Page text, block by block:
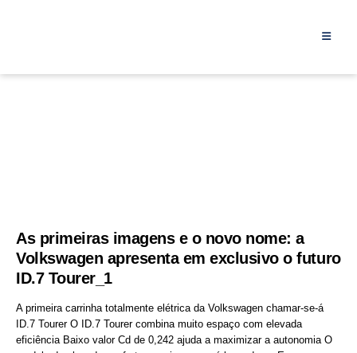
As primeiras imagens e o novo nome: a
Volkswagen apresenta em exclusivo o futuro
ID.7 Tourer_1
A primeira carrinha totalmente elétrica da Volkswagen chamar-se-á
ID.7 Tourer O ID.7 Tourer combina muito espaço com elevada
eficiência Baixo valor Cd de 0,242 ajuda a maximizar a autonomia O